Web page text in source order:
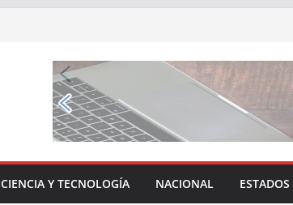
CIENCIA Y TECNOLOGÍA NACIONAL ESTADOS